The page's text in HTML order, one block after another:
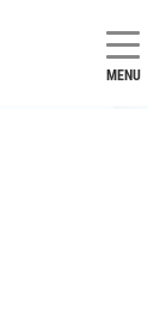
MENU